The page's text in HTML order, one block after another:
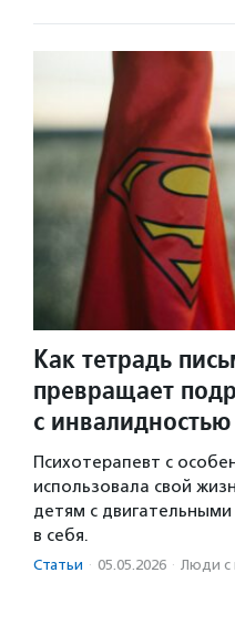
Как тетрадь
превращает
с
Психотерапевт с
использовала свой
детям с
в себя.
Статьи · 05.05.2026 · Люди с